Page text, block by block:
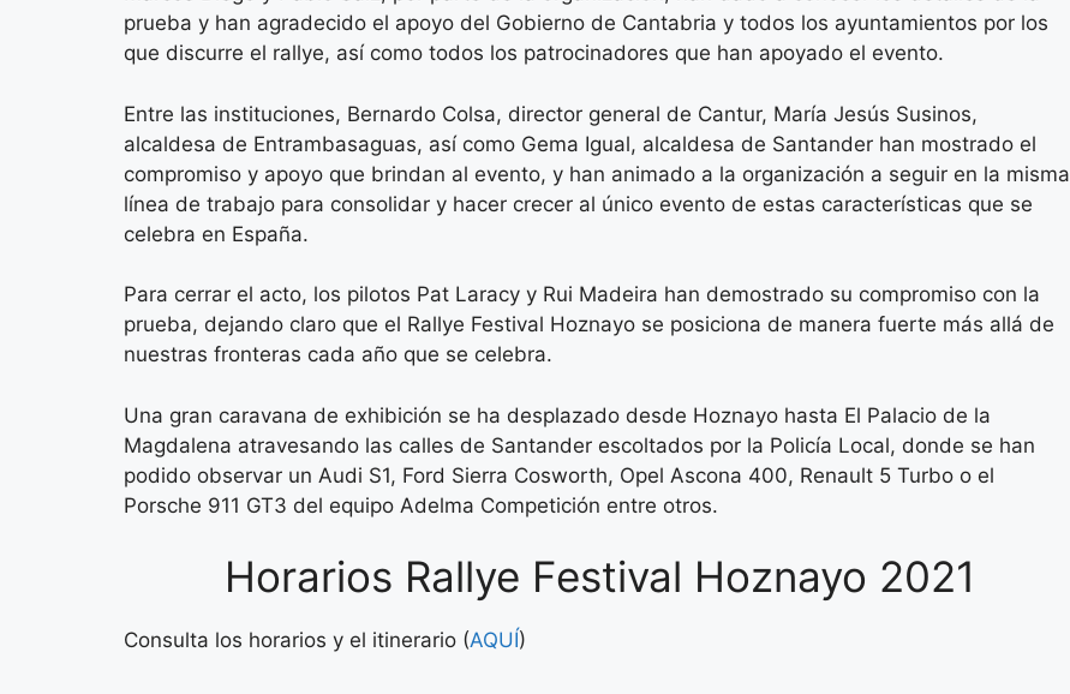
prueba y han agradecido el apoyo del Gobierno de Cantabria y todos los ayuntamientos por los
que discurre el rallye, así como todos los patrocinadores que han apoyado el evento.
Entre las instituciones, Bernardo Colsa, director general de Cantur, María Jesús Susinos,
alcaldesa de Entrambasaguas, así como Gema Igual, alcaldesa de Santander han mostrado el
compromiso y apoyo que brindan al evento, y han animado a la organización a seguir en la misma
línea de trabajo para consolidar y hacer crecer al único evento de estas características que se
celebra en España.
Para cerrar el acto, los pilotos Pat Laracy y Rui Madeira han demostrado su compromiso con la
prueba, dejando claro que el Rallye Festival Hoznayo se posiciona de manera fuerte más allá de
nuestras fronteras cada año que se celebra.
Una gran caravana de exhibición se ha desplazado desde Hoznayo hasta El Palacio de la
Magdalena atravesando las calles de Santander escoltados por la Policía Local, donde se han
podido observar un Audi S1, Ford Sierra Cosworth, Opel Ascona 400, Renault 5 Turbo o el
Porsche 911 GT3 del equipo Adelma Competición entre otros.
Horarios Rallye Festival Hoznayo 2021
Consulta los horarios y el itinerario (AQUÍ)